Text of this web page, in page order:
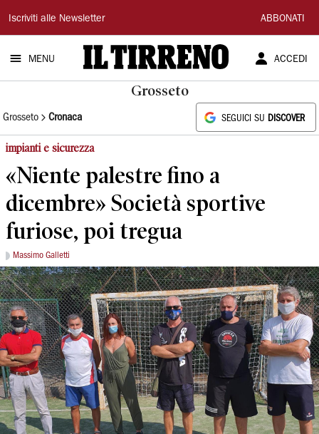
Il
Tirreno
Iscriviti alle Newsletter ABBONATI
MENU ACCEDI
Grosseto
Grosseto Cronaca SEGUICI SU DISCOVER
impianti e sicurezza
«Niente palestre fino a
dicembre» Società sportive
furiose, poi tregua
Massimo Galletti